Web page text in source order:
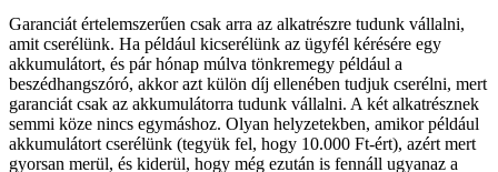
Garanciát értelemszerűen csak arra az alkatrészre tudunk vállalni,
amit cserélünk. Ha például kicserélünk az ügyfél kérésére egy
akkumulátort, és pár hónap múlva tönkremegy például a
beszédhangszóró, akkor azt külön díj ellenében tudjuk cserélni, mert
garanciát csak az akkumulátorra tudunk vállalni. A két alkatrésznek
semmi köze nincs egymáshoz. Olyan helyzetekben, amikor például
akkumulátort cserélünk (tegyük fel, hogy 10.000 Ft-ért), azért mert
gyorsan merül, és kiderül, hogy még ezután is fennáll ugyanaz a